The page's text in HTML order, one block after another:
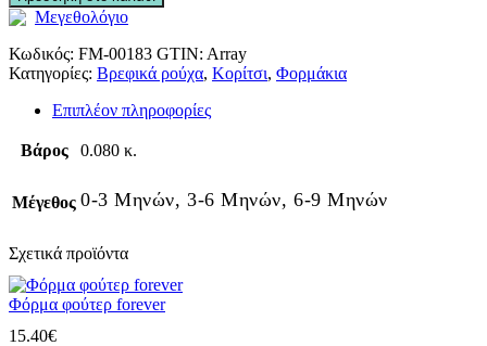
Μεγεθολόγιο
Κωδικός: FM-00183 GTIN: Array
Κατηγορίες: Βρεφικά ρούχα, Κορίτσι, Φορμάκια
Επιπλέον πληροφορίες
Βάρος 0.080 κ.
Μέγεθος 0-3 Μηνών, 3-6 Μηνών, 6-9 Μηνών
Σχετικά προϊόντα
Φόρμα φούτερ forever
15.40€